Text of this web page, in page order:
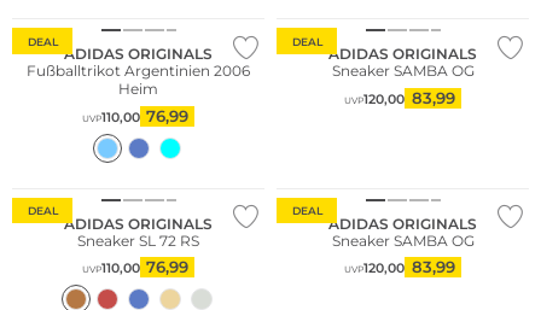
DEAL
ADIDAS ORIGINALS
Fußballtrikot Argentinien 2006
Heim
UVP110,00 76,99
DEAL
ADIDAS ORIGINALS
Sneaker SAMBA OG
UVP120,00 83,99
DEAL
ADIDAS ORIGINALS
Sneaker SL 72 RS
UVP110,00 76,99
DEAL
ADIDAS ORIGINALS
Sneaker SAMBA OG
UVP120,00 83,99
Fashion Tipp